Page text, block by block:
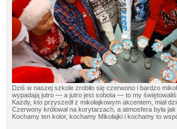
Dziś w naszej szkole zrobiło się czerwono i bardzo
wypadają jutro — a jutro jest sobota — to my
Każdy, kto przyszedł z mikołajkowym akcentem, miał
Czerwony królował na korytarzach, a atmosfera była jak
Kochamy ten kolor, kochamy Mikołajki i kochamy to